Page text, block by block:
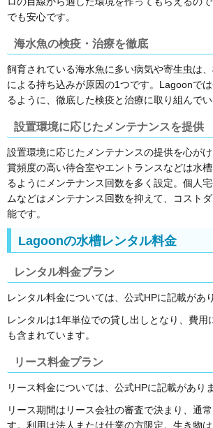
でも安心です。
海水魚の検疫・治療を徹底
飼育されている海水魚に多い病気や寄生虫は
による持ち込みが原因の1つです。Lagoonで
るように、徹底した検疫と治療に取り組んでい
設置環境に応じたメンテナンスを提供
設置環境に応じたメンテナンスの提供を心が
賞頻度の高い待合室やエントランスなどは水
るようにメンテナンス回数を多く設定。個人
ムなどはメンテナンス回数を抑えて、コスト
能です。
Lagoonの水槽レンタル料金
レンタル料金プラン
レンタル料金については、公式HPに記載があ
レンタルは1年単位での貸し出しとなり、費用
も含まれています。
リース料金プラン
リース料金については、公式HPに記載があり
リース期間はリース会社の審査で決まり、通
す。利用は法人または仕業の方限定。生き物